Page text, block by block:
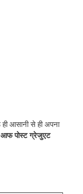
आसानी से ही अपना
पोस्ट ग्रेजुएट